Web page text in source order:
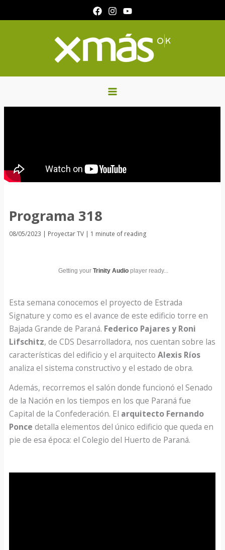
al
Programa 318
08/05/2023 | Proyectar TV | 1 minute of reading
Getting your Trinity Audioplayer ready...
Esta semana conocemos el proyecto de Estrada
Signature y como es el avance de este edificio torre en
Bajada Grande de Paraná. Federico Pajares y Roni
Lifschitz, de CDS Desarrolladora, nos cuentan sobre las
características del edificio y el arquitecto Alexis Ríos
analiza el sistema constructivo y el estado de obra.
Además, recorremos el salón donde funcionó el Senado
de la Nación en los tiempos en los que Paraná fue
Capital de la Confederación. El arquitecto Fernando
Ponce detalla elementos del único edificio que queda en
pie de esa época: el Colegio del Huerto de Paraná.